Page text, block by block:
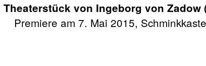
Theaterstück von Ingeborg von Zadow
Premiere am 7. Mai 2015,